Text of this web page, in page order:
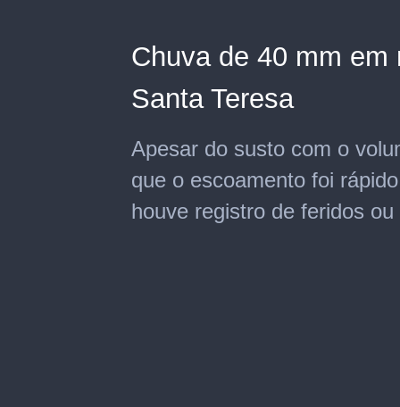
Chuva de 40 mm em
Santa Teresa
Apesar do susto com o
que o escoamento foi
houve registro de feridos